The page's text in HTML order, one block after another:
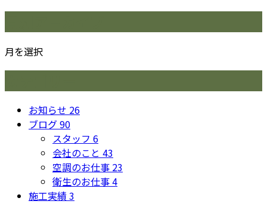
月を選択
お知らせ 26
ブログ90
スタッフ 6
会社のこと 43
空調のお仕事 23
衛生のお仕事4
施工実績3